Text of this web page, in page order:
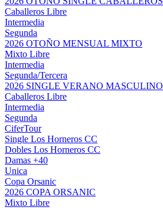
Caballeros Libre
Intermedia
Segunda
2026 OTOÑO MENSUAL MIXTO
Mixto Libre
Intermedia
Segunda/Tercera
2026 SINGLE VERANO MASCULINO
Caballeros Libre
Intermedia
Segunda
CiferTour
Single Los Horneros CC
Dobles Los Horneros CC
Damas +40
Unica
Copa Orsanic
2026 COPA ORSANIC
Mixto Libre